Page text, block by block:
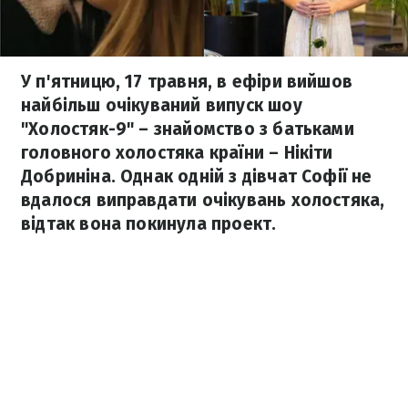
У п'ятницю, 17 травня, в ефіри вийшов
найбільш очікуваний випуск шоу
"Холостяк-9" – знайомство з батьками
головного холостяка країни – Нікіти
Добриніна. Однак одній з дівчат Софії не
вдалося виправдати очікувань холостяка,
відтак вона покинула проект.